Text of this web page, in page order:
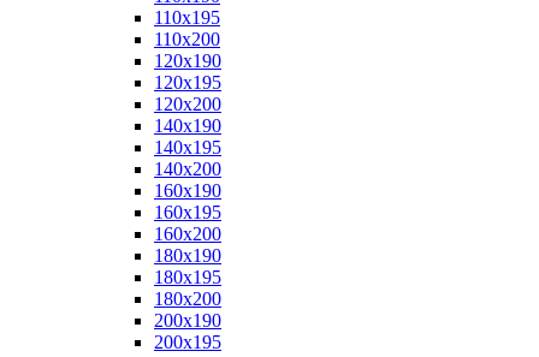
110x195
110x200
120x190
120x195
120x200
140x190
140x195
140x200
160x190
160x195
160x200
180x190
180x195
180x200
200x190
200x195